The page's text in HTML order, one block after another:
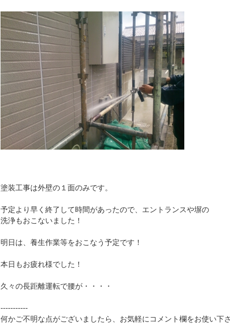
塗装工事は外壁の１面のみです。
予定より早く終了して時間があったので、エントランスや塀の
洗浄もおこないました！
明日は、養生作業等をおこなう予定です！
本日もお疲れ様でした！
久々の長距離運転で腰が・・・・
‐‐‐‐‐‐‐‐‐‐‐
何かご不明な点がございましたら、お気軽にコメント欄をお使い下さ